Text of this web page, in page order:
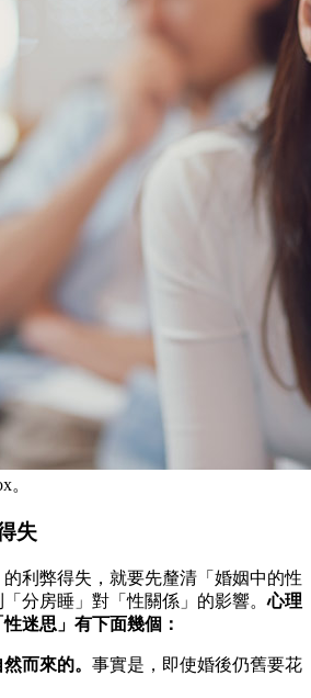
。
失
利弊得失，就要先釐清「婚姻中的性
分房睡」對「性關係」的影響。心理
迷思」有下面幾個：
而來的。 事實是，即使婚後仍舊要花